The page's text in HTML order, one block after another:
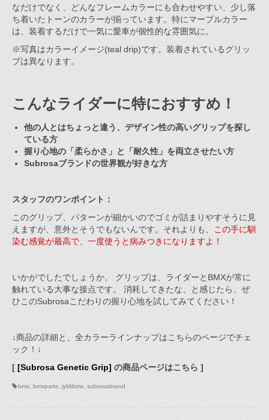
なだけでなく、どんなフレームカラーにも合わせやすい、少し落
ち着いたトーンのカラーが揃っています。特にマーブルカラー
は、装着するだけで一気に愛車が個性的な雰囲気に。
※写真はカラーイメージ(teal drip)です。装着されているグリッ
プは異なります。
こんなライダーに特におすすめ！
他の人とはちょっと違う、デザイン性の高いグリップを探し
ている方
握り心地の「柔らかさ」と「耐久性」を両立させたい方
Subrosaブランドの世界観が好きな方
スタッフのワンポイント：
このグリップ、パターンが細かいのでゴミが詰まりやすそうに見
えますが、意外とそうでもないんです。それよりも、 この手に馴
染む感覚が最高で、一度使うと病みつきになりますよ！
いかがでしたでしょうか。 グリップは、ライダーとBMXが常に
触れている大事な接点です。 消耗してきたな、と感じたら、ぜ
ひこのSubrosaこだわりの握り心地を試してみてください！
↓商品の詳細と、全カラーラインナップはこちらのページでチェ
ック！↓
[ [Subrosa Genetic Grip] の商品ページはこちら ]
bmx, bmxparts, jykkbmx, subrosabrand